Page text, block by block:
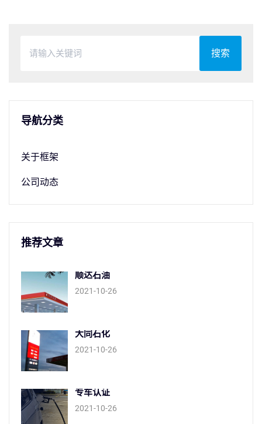
搜索
导航分类
关于框架
公司动态
推荐文章
顺达石油
2021-10-26
大同石化
2021-10-26
专车认证
2021-10-26